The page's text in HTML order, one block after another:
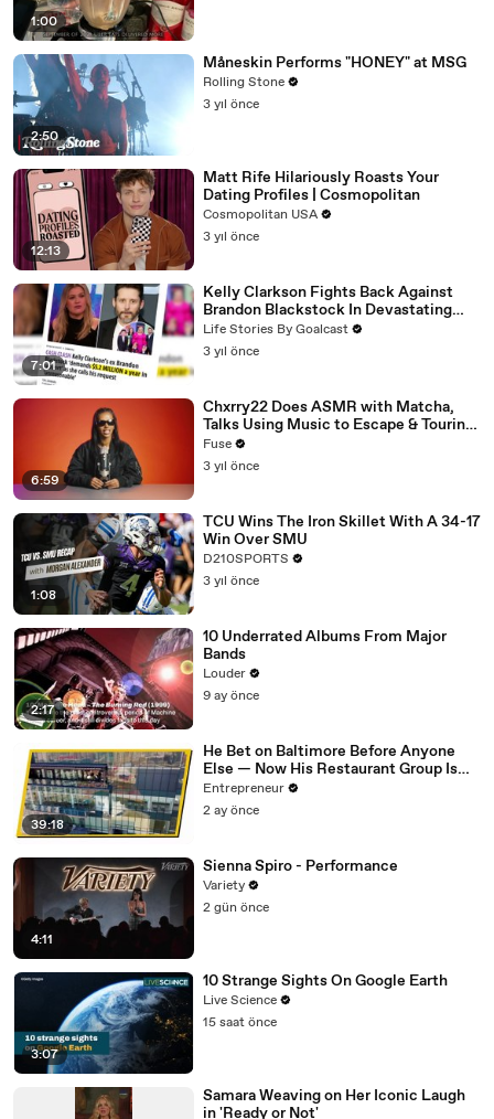
1:00
2:50
Måneskin Performs "HONEY" at MSG
Rolling Stone
3 yıl önce
12:13
Matt Rife Hilariously Roasts Your
Dating Profiles | Cosmopolitan
Cosmopolitan USA
3 yıl önce
7:01
Kelly Clarkson Fights Back Against
Brandon Blackstock In Devastating
Divorce Battle
Life Stories By Goalcast
3 yıl önce
6:59
Chxrry22 Does ASMR with Matcha,
Talks Using Music to Escape & Touring
with The Weeknd
Fuse
3 yıl önce
1:08
TCU Wins The Iron Skillet With A 34-17
Win Over SMU
D210SPORTS
3 yıl önce
2:17
10 Underrated Albums From Major
Bands
Louder
9 ay önce
39:18
He Bet on Baltimore Before Anyone
Else — Now His Restaurant Group Is
Transforming Cities Across America
Entrepreneur
2 ay önce
4:11
Sienna Spiro - Performance
Variety
2 gün önce
3:07
10 Strange Sights On Google Earth
Live Science
15 saat önce
Samara Weaving on Her Iconic Laugh
in 'Ready or Not'